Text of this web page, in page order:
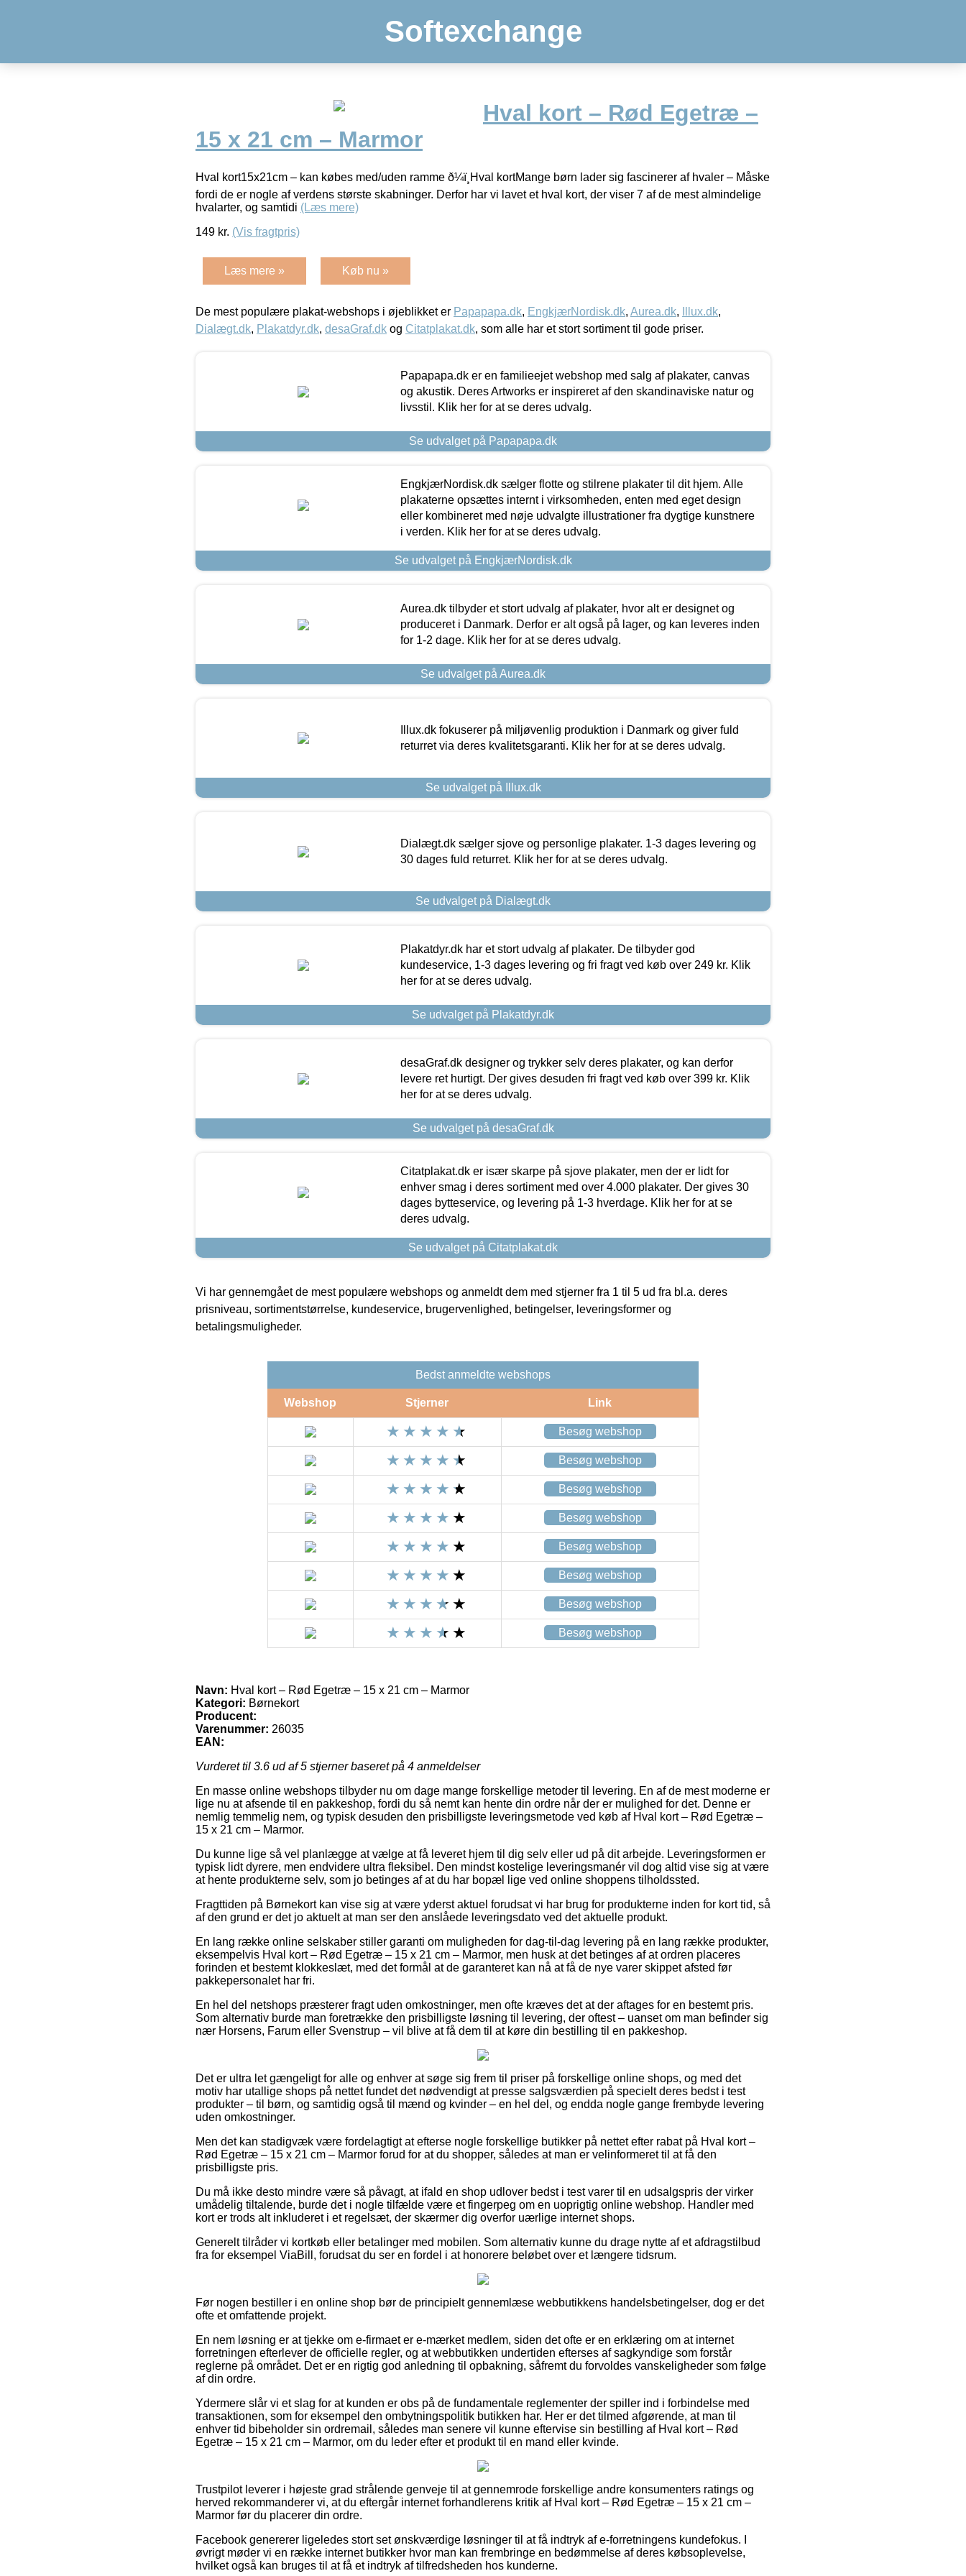
Softexchange
Hval kort – Rød Egetræ –
15 x 21 cm – Marmor
Hval kort15x21cm – kan købes med/uden ramme ð¼ï¸Hval kortMange børn lader sig fascinerer af hvaler – Måske
fordi de er nogle af verdens største skabninger. Derfor har vi lavet et hval kort, der viser 7 af de mest almindelige
hvalarter, og samtidi (Læs mere)
149 kr. (Vis fragtpris)
Læs mere » Køb nu »
De mest populære plakat-webshops i øjeblikket er Papapapa.dk, EngkjærNordisk.dk, Aurea.dk, Illux.dk,
Dialægt.dk, Plakatdyr.dk, desaGraf.dk og Citatplakat.dk, som alle har et stort sortiment til gode priser.
Papapapa.dk er en familieejet webshop med salg af plakater, canvas
og akustik. Deres Artworks er inspireret af den skandinaviske natur og
livsstil. Klik her for at se deres udvalg.
Se udvalget på Papapapa.dk
EngkjærNordisk.dk sælger flotte og stilrene plakater til dit hjem. Alle
plakaterne opsættes internt i virksomheden, enten med eget design
eller kombineret med nøje udvalgte illustrationer fra dygtige kunstnere
i verden. Klik her for at se deres udvalg.
Se udvalget på EngkjærNordisk.dk
Aurea.dk tilbyder et stort udvalg af plakater, hvor alt er designet og
produceret i Danmark. Derfor er alt også på lager, og kan leveres inden
for 1-2 dage. Klik her for at se deres udvalg.
Se udvalget på Aurea.dk
Illux.dk fokuserer på miljøvenlig produktion i Danmark og giver fuld
returret via deres kvalitetsgaranti. Klik her for at se deres udvalg.
Se udvalget på Illux.dk
Dialægt.dk sælger sjove og personlige plakater. 1-3 dages levering og
30 dages fuld returret. Klik her for at se deres udvalg.
Se udvalget på Dialægt.dk
Plakatdyr.dk har et stort udvalg af plakater. De tilbyder god
kundeservice, 1-3 dages levering og fri fragt ved køb over 249 kr. Klik
her for at se deres udvalg.
Se udvalget på Plakatdyr.dk
desaGraf.dk designer og trykker selv deres plakater, og kan derfor
levere ret hurtigt. Der gives desuden fri fragt ved køb over 399 kr. Klik
her for at se deres udvalg.
Se udvalget på desaGraf.dk
Citatplakat.dk er især skarpe på sjove plakater, men der er lidt for
enhver smag i deres sortiment med over 4.000 plakater. Der gives 30
dages bytteservice, og levering på 1-3 hverdage. Klik her for at se
deres udvalg.
Se udvalget på Citatplakat.dk
Vi har gennemgået de mest populære webshops og anmeldt dem med stjerner fra 1 til 5 ud fra bl.a. deres
prisniveau, sortimentstørrelse, kundeservice, brugervenlighed, betingelser, leveringsformer og
betalingsmuligheder.
Bedst anmeldte webshops
Webshop Stjerner Link
Besøg webshop
Besøg webshop
Besøg webshop
Besøg webshop
Besøg webshop
Besøg webshop
Besøg webshop
Besøg webshop
Navn: Hval kort – Rød Egetræ – 15 x 21 cm – Marmor
Kategori: Børnekort
Producent:
Varenummer: 26035
EAN:
Vurderet til 3.6 ud af 5 stjerner baseret på 4 anmeldelser
En masse online webshops tilbyder nu om dage mange forskellige metoder til levering. En af de mest moderne er
lige nu at afsende til en pakkeshop, fordi du så nemt kan hente din ordre når der er mulighed for det. Denne er
nemlig temmelig nem, og typisk desuden den prisbilligste leveringsmetode ved køb af Hval kort – Rød Egetræ –
15 x 21 cm – Marmor.
Du kunne lige så vel planlægge at vælge at få leveret hjem til dig selv eller ud på dit arbejde. Leveringsformen er
typisk lidt dyrere, men endvidere ultra fleksibel. Den mindst kostelige leveringsmanér vil dog altid vise sig at være
at hente produkterne selv, som jo betinges af at du har bopæl lige ved online shoppens tilholdssted.
Fragttiden på Børnekort kan vise sig at være yderst aktuel forudsat vi har brug for produkterne inden for kort tid, så
af den grund er det jo aktuelt at man ser den anslåede leveringsdato ved det aktuelle produkt.
En lang række online selskaber stiller garanti om muligheden for dag-til-dag levering på en lang række produkter,
eksempelvis Hval kort – Rød Egetræ – 15 x 21 cm – Marmor, men husk at det betinges af at ordren placeres
forinden et bestemt klokkeslæt, med det formål at de garanteret kan nå at få de nye varer skippet afsted før
pakkepersonalet har fri.
En hel del netshops præsterer fragt uden omkostninger, men ofte kræves det at der aftages for en bestemt pris.
Som alternativ burde man foretrække den prisbilligste løsning til levering, der oftest – uanset om man befinder sig
nær Horsens, Farum eller Svenstrup – vil blive at få dem til at køre din bestilling til en pakkeshop.
Det er ultra let gængeligt for alle og enhver at søge sig frem til priser på forskellige online shops, og med det
motiv har utallige shops på nettet fundet det nødvendigt at presse salgsværdien på specielt deres bedst i test
produkter – til børn, og samtidig også til mænd og kvinder – en hel del, og endda nogle gange frembyde levering
uden omkostninger.
Men det kan stadigvæk være fordelagtigt at efterse nogle forskellige butikker på nettet efter rabat på Hval kort –
Rød Egetræ – 15 x 21 cm – Marmor forud for at du shopper, således at man er velinformeret til at få den
prisbilligste pris.
Du må ikke desto mindre være så påvagt, at ifald en shop udlover bedst i test varer til en udsalgspris der virker
umådelig tiltalende, burde det i nogle tilfælde være et fingerpeg om en uoprigtig online webshop. Handler med
kort er trods alt inkluderet i et regelsæt, der skærmer dig overfor uærlige internet shops.
Generelt tilråder vi kortkøb eller betalinger med mobilen. Som alternativ kunne du drage nytte af et afdragstilbud
fra for eksempel ViaBill, forudsat du ser en fordel i at honorere beløbet over et længere tidsrum.
Før nogen bestiller i en online shop bør de principielt gennemlæse webbutikkens handelsbetingelser, dog er det
ofte et omfattende projekt.
En nem løsning er at tjekke om e-firmaet er e-mærket medlem, siden det ofte er en erklæring om at internet
forretningen efterlever de officielle regler, og at webbutikken undertiden efterses af sagkyndige som forstår
reglerne på området. Det er en rigtig god anledning til opbakning, såfremt du forvoldes vanskeligheder som følge
af din ordre.
Ydermere slår vi et slag for at kunden er obs på de fundamentale reglementer der spiller ind i forbindelse med
transaktionen, som for eksempel den ombytningspolitik butikken har. Her er det tilmed afgørende, at man til
enhver tid bibeholder sin ordremail, således man senere vil kunne eftervise sin bestilling af Hval kort – Rød
Egetræ – 15 x 21 cm – Marmor, om du leder efter et produkt til en mand eller kvinde.
Trustpilot leverer i højeste grad strålende genveje til at gennemrode forskellige andre konsumenters ratings og
herved rekommanderer vi, at du eftergår internet forhandlerens kritik af Hval kort – Rød Egetræ – 15 x 21 cm –
Marmor før du placerer din ordre.
Facebook genererer ligeledes stort set ønskværdige løsninger til at få indtryk af e-forretningens kundefokus. I
øvrigt møder vi en række internet butikker hvor man kan frembringe en bedømmelse af deres købsoplevelse,
hvilket også kan bruges til at få et indtryk af tilfredsheden hos kunderne.